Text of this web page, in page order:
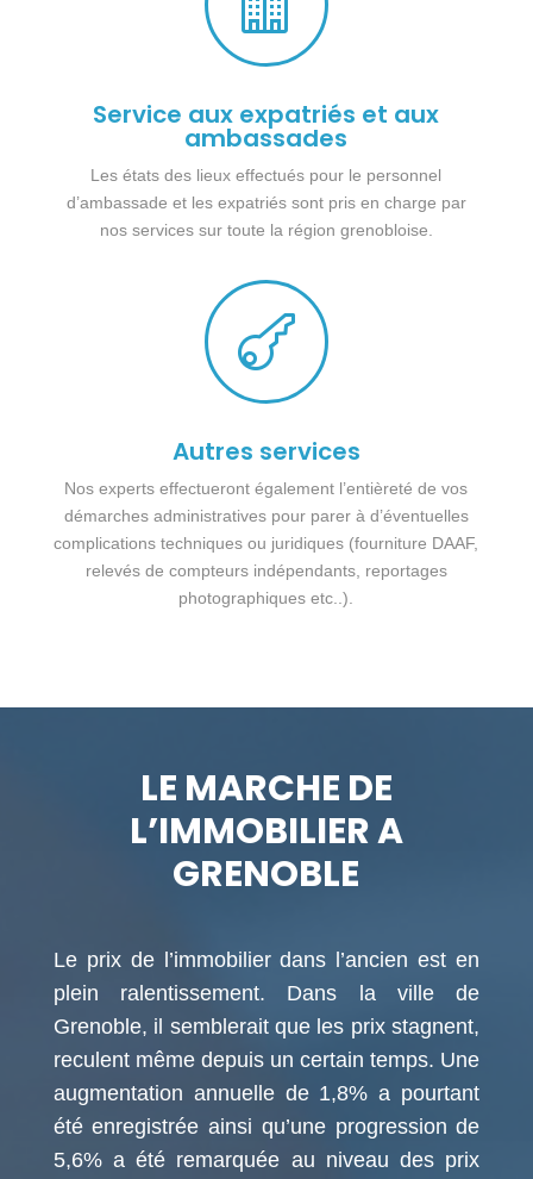
Service aux expatriés et aux
ambassades
Les états des lieux effectués pour le personnel
d’ambassade et les expatriés sont pris en charge par
nos services sur toute la région grenobloise.

Autres services
Nos experts effectueront également l’entièreté de vos
démarches administratives pour parer à d’éventuelles
complications techniques ou juridiques (fourniture DAAF,
relevés de compteurs indépendants, reportages
photographiques etc..).
LE MARCHE DE
L’IMMOBILIER A
GRENOBLE
Le prix de l’immobilier dans l’ancien est en
plein ralentissement. Dans la ville de
Grenoble, il semblerait que les prix stagnent,
reculent même depuis un certain temps. Une
augmentation annuelle de 1,8% a pourtant
été enregistrée ainsi qu’une progression de
5,6% a été remarquée au niveau des prix